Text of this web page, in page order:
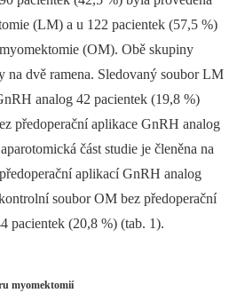
(LM) a u 122 pacientek (57,5 %)
(OM). Obě skupiny
na dvě ramena. Sledovaný soubor LM
analog 42 pacientek (19,8 %)
předoperační aplikace GnRH analog
část studie je členěna na
aplikací GnRH analog
soubor OM bez předoperační
pacientek (20,8 %) (tab. 1).
myomektomií